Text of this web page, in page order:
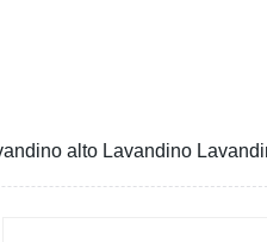
alto Lavandino